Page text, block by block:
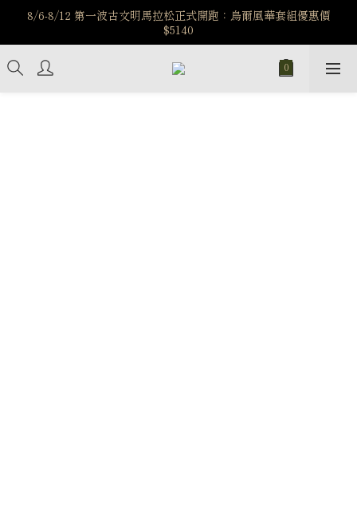
️8/6-8/12 第一波古文明馬拉松正式開跑：烏爾風華套組優惠價
$5140
️8/6-8/12 第一波古文明馬拉松正式開跑：烏爾風華套組優惠價
$5140
7/15-8/25 神秘星象學系列｜獅子座時區 項鍊 X 戒指 X 手鍊 享福
利